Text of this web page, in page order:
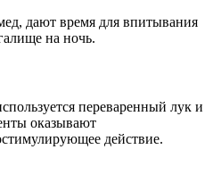
дают время для впитывания
на ночь.
переваренный лук и
оказывают
действие.